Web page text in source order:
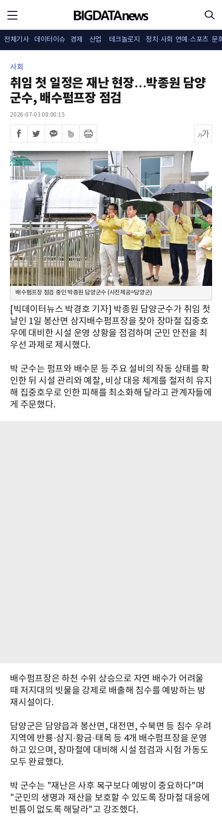
전체기사 데이터이슈 경제 산업 테크놀로지 정치·사회 연예·스포츠 문
사회
취임 첫 일정은 재난 현장…박종원 담양
군수, 배수펌프장 점검
2026-07-03 08:00:15
배수펌프장 점검 중인 박종원 담양군수 (사진제공=담양군)
[빅데이터뉴스 박경호 기자] 박종원 담양군수가 취임 첫
날인 1일 봉산면 삼지배수펌프장을 찾아 장마철 집중호
우에 대비한 시설 운영 상황을 점검하며 군민 안전을 최
우선 과제로 제시했다.
박 군수는 펌프와 배수문 등 주요 설비의 작동 상태를 확
인한 뒤 시설 관리와 예찰, 비상 대응 체계를 철저히 유지
해 집중호우로 인한 피해를 최소화해 달라고 관계자들에
게 주문했다.
배수펌프장은 하천 수위 상승으로 자연 배수가 어려울
때 저지대의 빗물을 강제로 배출해 침수를 예방하는 방
재시설이다.
담양군은 담양읍과 봉산면, 대전면, 수북면 등 침수 우려
지역에 반룡·삼지·황금·태목 등 4개 배수펌프장을 운영
하고 있으며, 장마철에 대비해 시설 점검과 시험 가동도
모두 완료했다.
박 군수는 "재난은 사후 복구보다 예방이 중요하다"며
"군민의 생명과 재산을 보호할 수 있도록 장마철 대응에
빈틈이 없도록 해달라"고 강조했다.